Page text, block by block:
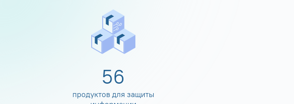
60
продуктов для защиты